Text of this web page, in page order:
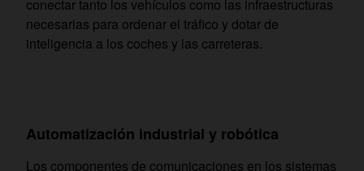
conectar tanto los vehículos como las infraestructuras
necesarias para ordenar el tráfico y dotar de
inteligencia a los coches y las carreteras.
Automatización industrial y robótica
Los componentes de comunicaciones en los sistemas